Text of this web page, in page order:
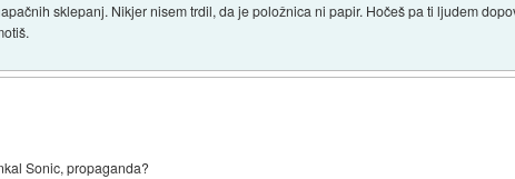
sklepanj. Nikjer nisem trdil, da je položnica ni papir. Hočeš pa ti ljudem
Sonic, propaganda?